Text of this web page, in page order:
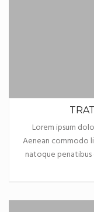
Lorem ipsum
Aenean commodo
natoque